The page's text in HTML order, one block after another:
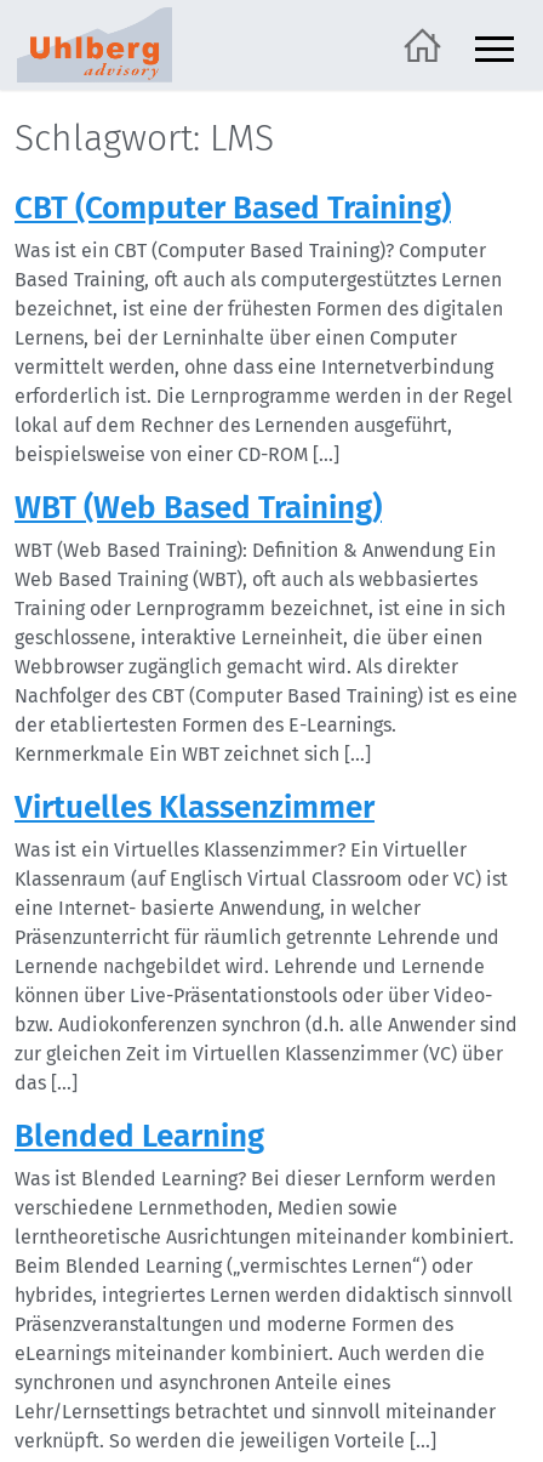
Schlagwort: LMS
CBT (Computer Based Training)
Was ist ein CBT (Computer Based Training)? Computer
Based Training, oft auch als computergestütztes Lernen
bezeichnet, ist eine der frühesten Formen des digitalen
Lernens, bei der Lerninhalte über einen Computer
vermittelt werden, ohne dass eine Internetverbindung
erforderlich ist. Die Lernprogramme werden in der Regel
lokal auf dem Rechner des Lernenden ausgeführt,
beispielsweise von einer CD-ROM […]
WBT (Web Based Training)
WBT (Web Based Training): Definition & Anwendung Ein
Web Based Training (WBT), oft auch als webbasiertes
Training oder Lernprogramm bezeichnet, ist eine in sich
geschlossene, interaktive Lerneinheit, die über einen
Webbrowser zugänglich gemacht wird. Als direkter
Nachfolger des CBT (Computer Based Training) ist es eine
der etabliertesten Formen des E-Learnings.
Kernmerkmale Ein WBT zeichnet sich […]
Virtuelles Klassenzimmer
Was ist ein Virtuelles Klassenzimmer? Ein Virtueller
Klassenraum (auf Englisch Virtual Classroom oder VC) ist
eine Internet- basierte Anwendung, in welcher
Präsenzunterricht für räumlich getrennte Lehrende und
Lernende nachgebildet wird. Lehrende und Lernende
können über Live-Präsentationstools oder über Video-
bzw. Audiokonferenzen synchron (d.h. alle Anwender sind
zur gleichen Zeit im Virtuellen Klassenzimmer (VC) über
das […]
Blended Learning
Was ist Blended Learning? Bei dieser Lernform werden
verschiedene Lernmethoden, Medien sowie
lerntheoretische Ausrichtungen miteinander kombiniert.
Beim Blended Learning („vermischtes Lernen“) oder
hybrides, integriertes Lernen werden didaktisch sinnvoll
Präsenzveranstaltungen und moderne Formen des
eLearnings miteinander kombiniert. Auch werden die
synchronen und asynchronen Anteile eines
Lehr/Lernsettings betrachtet und sinnvoll miteinander
verknüpft. So werden die jeweiligen Vorteile […]